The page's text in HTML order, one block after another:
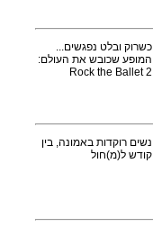
כשרוק ובלט נפגשים...
המופע שכובש את העולם:
Rock the Ballet 2
נשים רוקדות באמונה, בין
קודש ל(מ)חול